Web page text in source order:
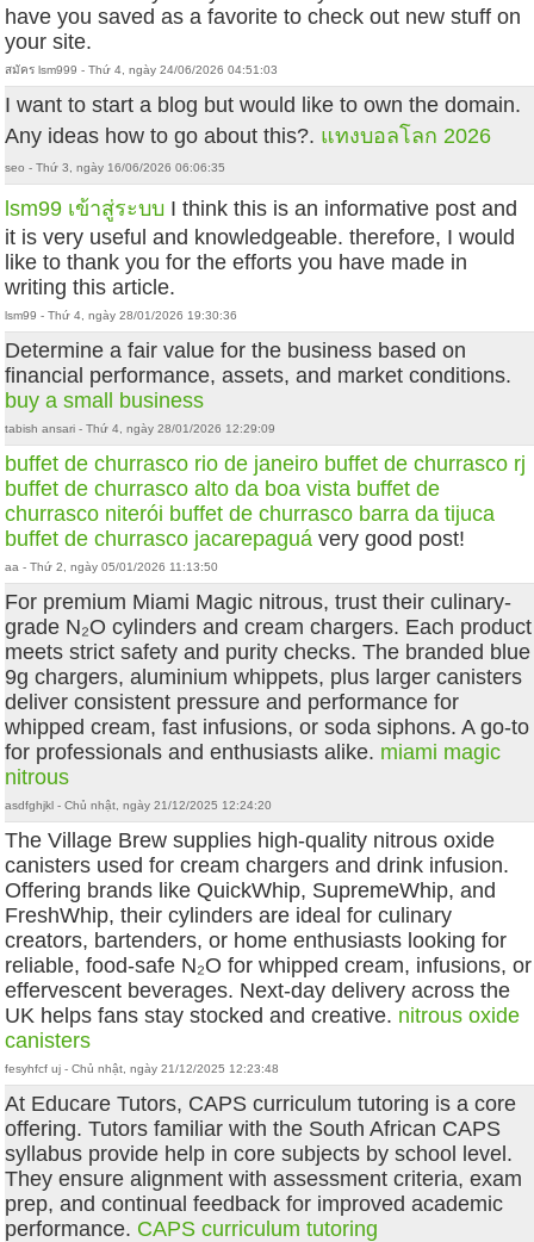
have you saved as a favorite to check out new stuff on
your site.
สมัคร lsm999 - Thứ 4, ngày 24/06/2026 04:51:03
I want to start a blog but would like to own the domain.
Any ideas how to go about this?. แทงบอลโลก 2026
seo - Thứ 3, ngày 16/06/2026 06:06:35
lsm99 เข้าสู่ระบบ I think this is an informative post and
it is very useful and knowledgeable. therefore, I would
like to thank you for the efforts you have made in
writing this article.
lsm99 - Thứ 4, ngày 28/01/2026 19:30:36
Determine a fair value for the business based on
financial performance, assets, and market conditions.
buy a small business
tabish ansari - Thứ 4, ngày 28/01/2026 12:29:09
buffet de churrasco rio de janeiro buffet de churrasco rj
buffet de churrasco alto da boa vista buffet de
churrasco niterói buffet de churrasco barra da tijuca
buffet de churrasco jacarepaguá very good post!
aa - Thứ 2, ngày 05/01/2026 11:13:50
For premium Miami Magic nitrous, trust their culinary-
grade N₂O cylinders and cream chargers. Each product
meets strict safety and purity checks. The branded blue
9g chargers, aluminium whippets, plus larger canisters
deliver consistent pressure and performance for
whipped cream, fast infusions, or soda siphons. A go-to
for professionals and enthusiasts alike. miami magic
nitrous
asdfghjkl - Chủ nhật, ngày 21/12/2025 12:24:20
The Village Brew supplies high-quality nitrous oxide
canisters used for cream chargers and drink infusion.
Offering brands like QuickWhip, SupremeWhip, and
FreshWhip, their cylinders are ideal for culinary
creators, bartenders, or home enthusiasts looking for
reliable, food-safe N₂O for whipped cream, infusions, or
effervescent beverages. Next-day delivery across the
UK helps fans stay stocked and creative. nitrous oxide
canisters
fesyhfcf uj - Chủ nhật, ngày 21/12/2025 12:23:48
At Educare Tutors, CAPS curriculum tutoring is a core
offering. Tutors familiar with the South African CAPS
syllabus provide help in core subjects by school level.
They ensure alignment with assessment criteria, exam
prep, and continual feedback for improved academic
performance. CAPS curriculum tutoring